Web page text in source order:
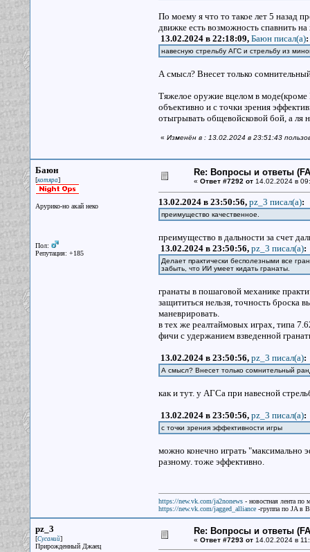
По моему я что то такое лет 5 назад
движке есть возможность спавнить
13.02.2024 в 22:18:09, Баюн писал(a):
навесную стрельбу АГС и стрельбу из
А смысл? Внесет только
Тяжелое оружие вцелом в
объективно и с точки зрения
отыгрывать общевойсковой бой, а
« Изменён в : 13.02.2024 в 23:51:43
Баюн
[котяра]
Арурико-но акай неко
Пол:
Репутация: +185
Re: Вопросы и ответы
« Ответ #7292 от14.02.2024 в
13.02.2024 в 23:50:56, pz_3 писал(a):
преимущество качественное.
преимущество в дальности за счет
13.02.2024 в 23:50:56, pz_3 писал(a):
Делает практически бесполезными все
забыть, что ИИ умеет кидать гранаты.
гранаты в пошаговой механике
защититься нельзя, точность броска
маневрировать.
в тех же реалтаймовых играх, типа
фичи с удержанием взведенной
13.02.2024 в 23:50:56, pz_3 писал(a):
А смысл? Внесет только сомнительный
как и тут. у АГСа при навесной
13.02.2024 в 23:50:56, pz_3 писал(a):
с точки зрения эффективности игры
можно конечно играть "максимально
разному. тоже эффективно.
https://new.vk.com/ja2nonews- новостная лента по
https://new.vk.com/jagged_alliance-группа по JA в
pz_3
[Сусаний]
Прирожденный Джаец
Re: Вопросы и ответы
« Ответ #7293 от14.02.2024 в